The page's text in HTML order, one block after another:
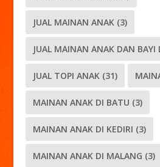
JUAL MAINAN ANAK (3)
JUAL MAINAN ANAK DAN BAYI
JUAL TOPI ANAK (31)
MAINAN ANAK DI BATU (3)
MAINAN ANAK DI KEDIRI (3)
MAINAN ANAK DI MALANG (3)